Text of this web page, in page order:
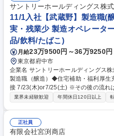
付業務・受発注の対応・運送業者の手
関連・伝票整理などの事務所業務 募集職種 ＜日清オイリオG＞【物流倉庫
管理・物流スタッフ/大阪/夜勤なし/土
サントリーホールディングス株
11/1入社【武蔵野】製造職(
実・残業少 製造オペレータ
品/飲料/たばこ)
月給23万9500円～36万9250円
東京都府中市
企業名 サントリーホールディングス株式会社 求人名 11/1入
製造職（醸造）◆住宅補助・福利厚生充実・残業少
接 7/23(木)or7/25(土) ※その後の流れ
て中味製造工程の製造（仕込・醗酵
で決定。 ■ビール生産設備の運転オペ
点検 ■設備、仕組みの改善業務（品質、コ
業界未経験歓迎 年間休日120日以上
正社員
有限会社宮渕商店